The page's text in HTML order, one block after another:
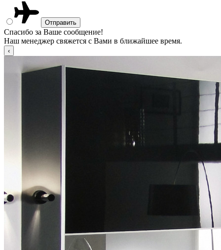
Спасибо за Ваше сообщение!
Наш менеджер свяжется с Вами в ближайшее время.